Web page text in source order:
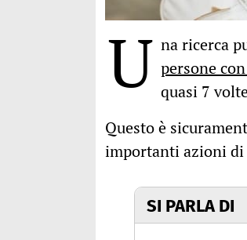
U na ricerca
persone
quasi 7
Questo è
importanti azioni di
SI PARLA DI